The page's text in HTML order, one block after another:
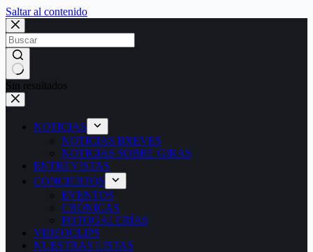
Saltar al contenido
Sin resultados
NOTICIAS
NOTICIAS BREVES
NOTICIAS SOBRE GIRAS
ENTREVISTAS
CONCIERTOS
EVENTOS
CRÓNICAS
FOTOGALERÍAS
VIDEOCLIPS
NUESTRAS LISTAS